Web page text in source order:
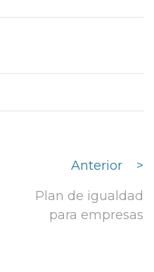
Anterior
>
Plan de igualdad
para empresas